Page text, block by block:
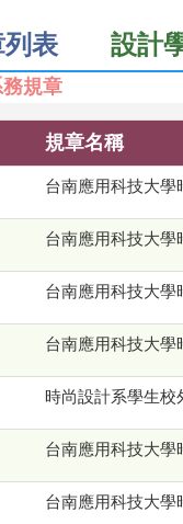
列表 設計
務規章
規章名稱
台南應用科技大學
台南應用科技大學
台南應用科技大學
台南應用科技大學
時尚設計系學生校
台南應用科技大學
台南應用科技大學